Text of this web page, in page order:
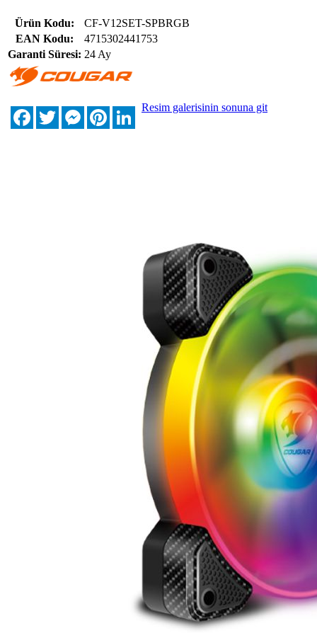
Ürün Kodu:
CF-V12SET-SPBRGB
EAN Kodu:
4715302441753
Garanti Süresi: 24 Ay
FacebookTwitterMessengerPinterestLinkedIn
Resim galerisinin sonuna git